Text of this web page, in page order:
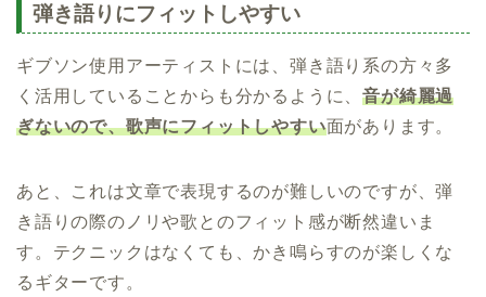
弾き語りにフィットしやすい
ギブソン使用アーティストには、弾き語り系の方々多
く活用していることからも分かるように、音が綺麗過
ぎないので、歌声にフィットしやすい面があります。
あと、これは文章で表現するのが難しいのですが、弾
き語りの際のノリや歌とのフィット感が断然違いま
す。テクニックはなくても、かき鳴らすのが楽しくな
るギターです。